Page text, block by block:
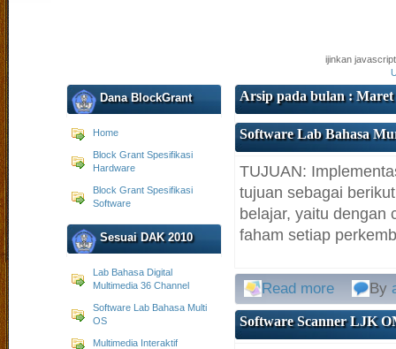
ijinkan
Dana BlockGrant
Home
Block Grant Spesifikasi
Hardware
Block Grant Spesifikasi
Software
Sesuai DAK 2010
Lab Bahasa Digital
Multimedia 36 Channel
Software Lab Bahasa Multi
OS
Multimedia Interaktif
Arsip pada bulan : Maret
Software Lab Bahasa
TUJUAN:
tujuan sebagai
belajar, yaitu dengan
faham setiap
Read more By
Software Scanner LJK